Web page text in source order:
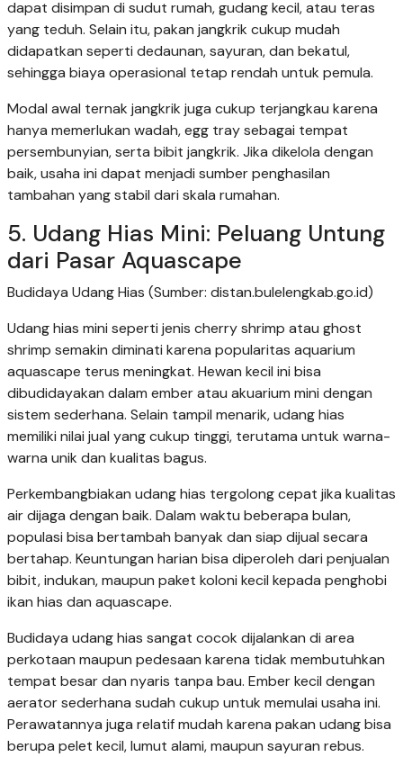
dapat disimpan di sudut rumah, gudang kecil, atau teras
yang teduh. Selain itu, pakan jangkrik cukup mudah
didapatkan seperti dedaunan, sayuran, dan bekatul,
sehingga biaya operasional tetap rendah untuk pemula.
Modal awal ternak jangkrik juga cukup terjangkau karena
hanya memerlukan wadah, egg tray sebagai tempat
persembunyian, serta bibit jangkrik. Jika dikelola dengan
baik, usaha ini dapat menjadi sumber penghasilan
tambahan yang stabil dari skala rumahan.
5. Udang Hias Mini: Peluang Untung
dari Pasar Aquascape
Budidaya Udang Hias (Sumber: distan.bulelengkab.go.id)
Udang hias mini seperti jenis cherry shrimp atau ghost
shrimp semakin diminati karena popularitas aquarium
aquascape terus meningkat. Hewan kecil ini bisa
dibudidayakan dalam ember atau akuarium mini dengan
sistem sederhana. Selain tampil menarik, udang hias
memiliki nilai jual yang cukup tinggi, terutama untuk warna-
warna unik dan kualitas bagus.
Perkembangbiakan udang hias tergolong cepat jika kualitas
air dijaga dengan baik. Dalam waktu beberapa bulan,
populasi bisa bertambah banyak dan siap dijual secara
bertahap. Keuntungan harian bisa diperoleh dari penjualan
bibit, indukan, maupun paket koloni kecil kepada penghobi
ikan hias dan aquascape.
Budidaya udang hias sangat cocok dijalankan di area
perkotaan maupun pedesaan karena tidak membutuhkan
tempat besar dan nyaris tanpa bau. Ember kecil dengan
aerator sederhana sudah cukup untuk memulai usaha ini.
Perawatannya juga relatif mudah karena pakan udang bisa
berupa pelet kecil, lumut alami, maupun sayuran rebus.